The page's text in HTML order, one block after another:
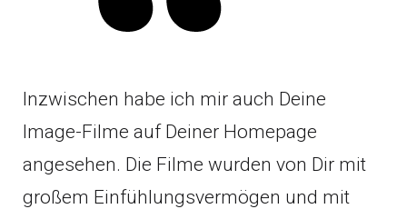
Inzwischen habe ich mir auch Deine
Image-Filme auf Deiner Homepage
angesehen. Die Filme wurden von Dir mit
großem Einfühlungsvermögen und mit